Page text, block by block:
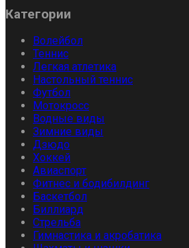
Категории
Волейбол
Теннис
Легкая атлетика
Настольный теннис
Футбол
Мотокросс
Водные виды
Зимние виды
Дзюдо
Хоккей
Авиаспорт
Фитнес и бодибилдинг
Баскетбол
Биллиард
Стрельба
Гимнастика и акробатика